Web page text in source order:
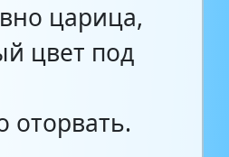
царица,
цвет под
оторвать.